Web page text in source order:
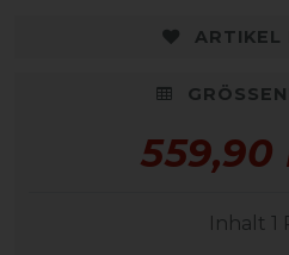
ARTIKEL
559,90
Inhalt 1